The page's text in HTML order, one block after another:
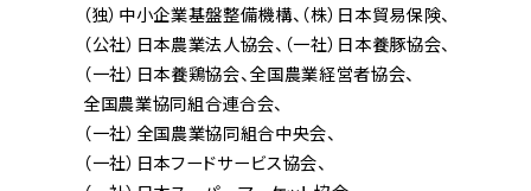
（独）中小企業基盤整備機構 （株）日本貿易保険
（公社）日本農業法人協会 （一社）日本養豚協会
（一社）日本養鶏協会 全国農業経営者協会
全国農業協同組合連合会
（一社）全国農業協同組合中央会
（一社）日本フードサービス協会